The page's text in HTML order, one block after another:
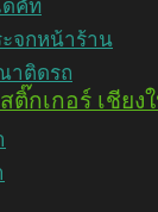
ดคัท
ะจกหน้าร้าน
าติดรถ
ติ๊กเกอร์ เชียง